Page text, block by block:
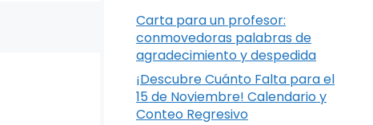
Carta para un profesor:
conmovedoras palabras de
agradecimiento y despedida
¡Descubre Cuánto Falta para el
15 de Noviembre! Calendario y
Conteo Regresivo